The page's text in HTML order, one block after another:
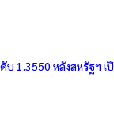
1.3550 หลังสหรัฐฯ เ